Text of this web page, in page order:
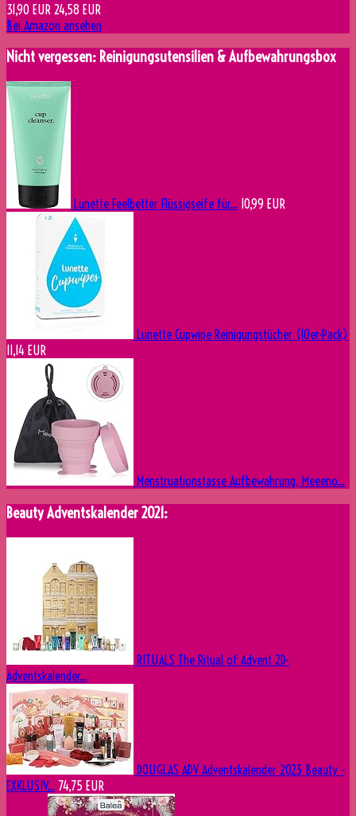
31,90 EUR 24,58 EUR
Bei Amazon ansehen
Nicht vergessen: Reinigungsutensilien & Aufbewahrungsbox
Lunette Feelbetter Flüssigseife für... 10,99 EUR
Lunette Cupwipe Reinigungstücher (10er-Pack)
11,14 EUR
Menstruationstasse Aufbewahrung, Meeeno...
Beauty Adventskalender 2021:
RITUALS The Ritual of Advent 2D-
Adventskalender...
DOUGLAS ADV Adventskalender 2023 Beauty -
EXKLUSIV... 74,75 EUR